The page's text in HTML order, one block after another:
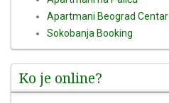
Apartmani Beograd Centar
Sokobanja Booking
Ko je online?